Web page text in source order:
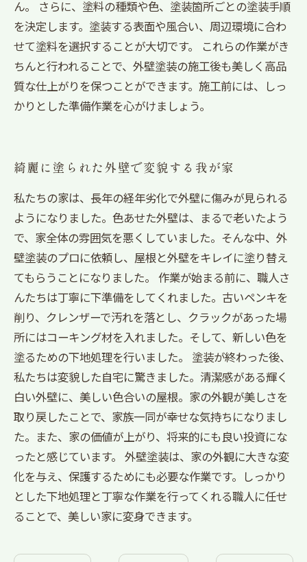
ん。 さらに、塗料の種類や色、塗装箇所ごとの塗装手順
を決定します。塗装する表面や風合い、周辺環境に合わ
せて塗料を選択することが大切です。 これらの作業がき
ちんと行われることで、外壁塗装の施工後も美しく高品
質な仕上がりを保つことができます。施工前には、しっ
かりとした準備作業を心がけましょう。
綺麗に塗られた外壁で変貌する我が家
私たちの家は、長年の経年劣化で外壁に傷みが見られる
ようになりました。色あせた外壁は、まるで老いたよう
で、家全体の雰囲気を悪くしていました。そんな中、外
壁塗装のプロに依頼し、屋根と外壁をキレイに塗り替え
てもらうことになりました。 作業が始まる前に、職人さ
んたちは丁寧に下準備をしてくれました。古いペンキを
削り、クレンザーで汚れを落とし、クラックがあった場
所にはコーキング材を入れました。そして、新しい色を
塗るための下地処理を行いました。 塗装が終わった後、
私たちは変貌した自宅に驚きました。清潔感がある輝く
白い外壁に、美しい色合いの屋根。家の外観が美しさを
取り戻したことで、家族一同が幸せな気持ちになりまし
た。また、家の価値が上がり、将来的にも良い投資にな
ったと感じています。 外壁塗装は、家の外観に大きな変
化を与え、保護するためにも必要な作業です。しっかり
とした下地処理と丁寧な作業を行ってくれる職人に任せ
ることで、美しい家に変身できます。